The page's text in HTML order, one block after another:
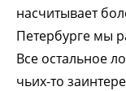
насчитывает
Петербурге мы
Все остальное
чьих-то